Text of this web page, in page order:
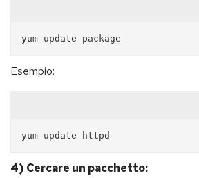
Esempio:
4) Cercare un pacchetto: